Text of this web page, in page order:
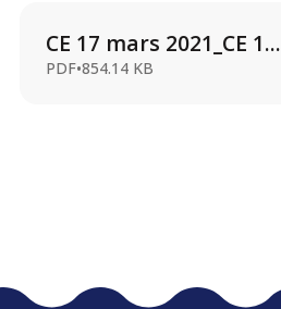
CE 17 mars 2021_CE 1...
PDF•854.14 KB